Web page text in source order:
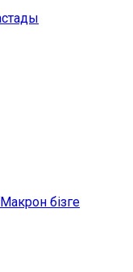
бізге